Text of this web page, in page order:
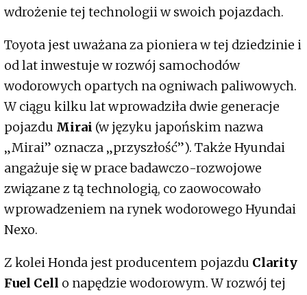
wdrożenie tej technologii w swoich pojazdach.
Toyota jest uważana za pioniera w tej dziedzinie i
od lat inwestuje w rozwój samochodów
wodorowych opartych na ogniwach paliwowych.
W ciągu kilku lat wprowadziła dwie generacje
pojazdu Mirai (w języku japońskim nazwa
„Mirai” oznacza „przyszłość”). Także Hyundai
angażuje się w prace badawczo-rozwojowe
związane z tą technologią, co zaowocowało
wprowadzeniem na rynek wodorowego Hyundai
Nexo.
Z kolei Honda jest producentem pojazdu Clarity
Fuel Cell o napędzie wodorowym. W rozwój tej